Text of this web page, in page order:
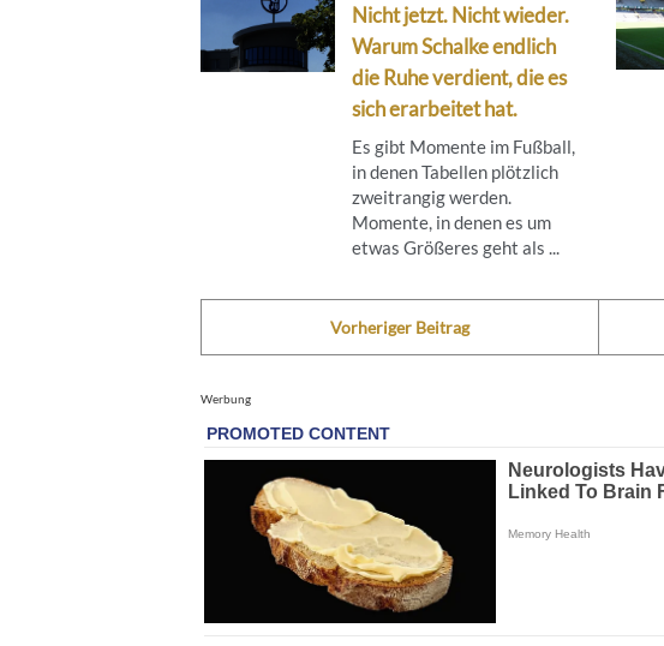
Nicht jetzt. Nicht wieder.
Warum Schalke endlich
die Ruhe verdient, die es
sich erarbeitet hat.
Es gibt Momente im Fußball,
in denen Tabellen plötzlich
zweitrangig werden.
Momente, in denen es um
etwas Größeres geht als ...
Vorheriger Beitrag
Werbung